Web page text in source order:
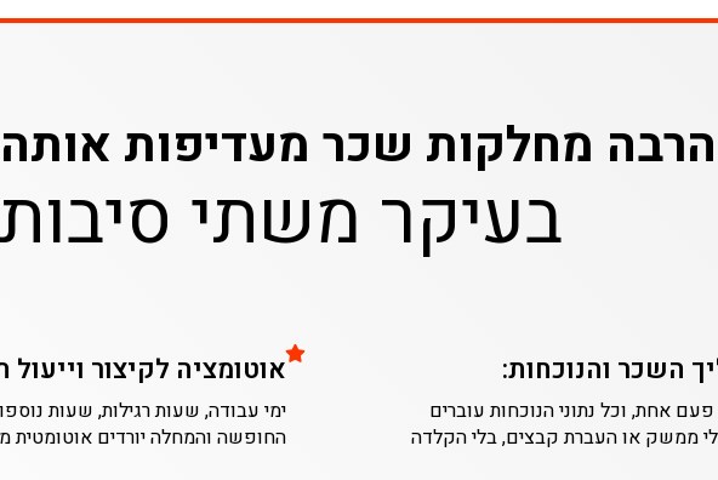
מחלקות שכר מעדיפות
בעיקר משתי
השכר והנוכחות:
אחת, וכל נתוני הנוכחות עוברים
ממשק או העברת קבצים, בלי הקלדה
אוטומציה לקיצור
ימי עבודה, שעות רגילות, שעות
החופשה והמחלה יורדים אוטומטית